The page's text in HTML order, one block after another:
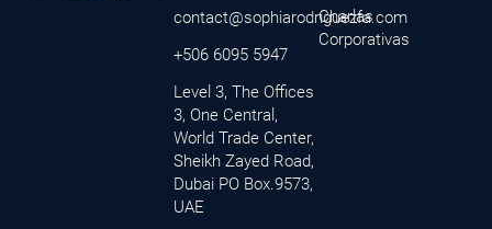
contact@sophiarodriguezfa.com
+506 6095 5947
Level 3, The Offices
3, One Central,
World Trade Center,
Sheikh Zayed Road,
Dubai PO Box.9573,
UAE
Charlas
Corporativas